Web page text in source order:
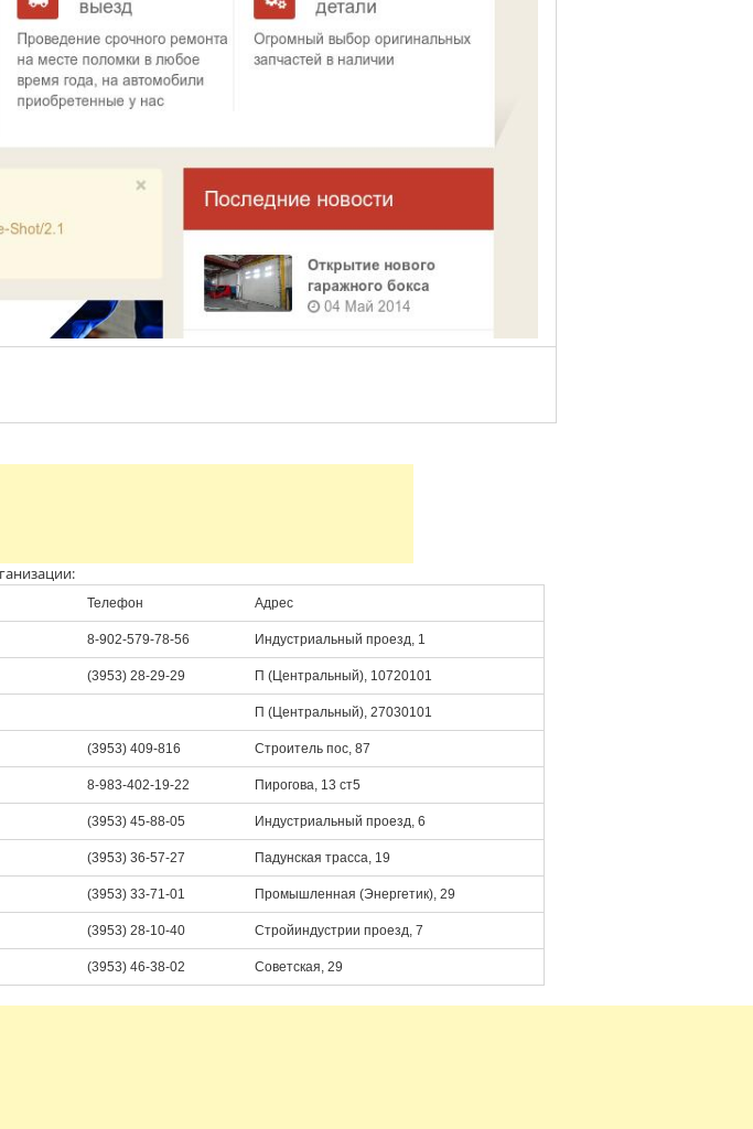
Телефон Адрес
8-902-579-78-56 Индустриальный проезд, 1
(3953) 28-29-29 П (Центральный), 10720101
П (Центральный), 27030101
(3953) 409-816 Строитель пос, 87
8-983-402-19-22 Пирогова, 13 ст5
(3953) 45-88-05 Индустриальный проезд, 6
(3953) 36-57-27 Падунская трасса, 19
(3953) 33-71-01 Промышленная (Энергетик), 29
(3953) 28-10-40 Стройиндустрии проезд, 7
(3953) 46-38-02 Советская, 29